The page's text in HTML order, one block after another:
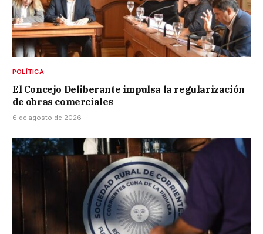
POLÍTICA
El Concejo Deliberante impulsa la regularización
de obras comerciales
6 de agosto de 2026